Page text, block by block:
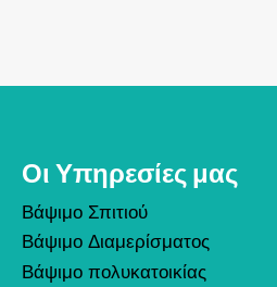
Οι Υπηρεσίες μας
Βάψιμο Σπιτιού
Βάψιμο Διαμερίσματος
Βάψιμο πολυκατοικίας